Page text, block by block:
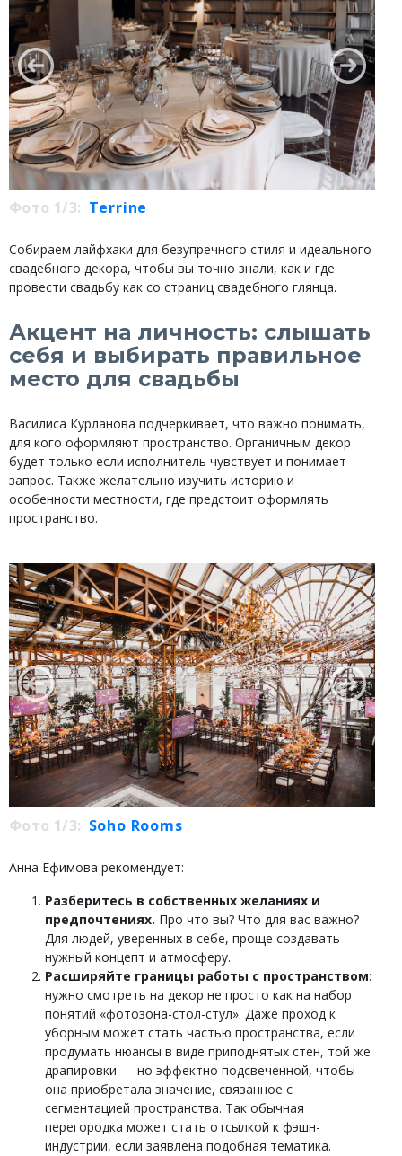
Фото 1/3: Terrine
Собираем лайфхаки для безупречного стиля и идеального
свадебного декора, чтобы вы точно знали, как и где
провести свадьбу как со страниц свадебного глянца.
Акцент на личность: слышать
себя и выбирать правильное
место для свадьбы
Василиса Курланова подчеркивает, что важно понимать,
для кого оформляют пространство. Органичным декор
будет только если исполнитель чувствует и понимает
запрос. Также желательно изучить историю и
особенности местности, где предстоит оформлять
пространство.
Фото 1/3: Soho Rooms
Анна Ефимова рекомендует:
Разберитесь в собственных желаниях и
предпочтениях. Про что вы? Что для вас важно?
Для людей, уверенных в себе, проще создавать
нужный концепт и атмосферу.
Расширяйте границы работы с пространством:
нужно смотреть на декор не просто как на набор
понятий «фотозона-стол-стул». Даже проход к
уборным может стать частью пространства, если
продумать нюансы в виде приподнятых стен, той же
драпировки — но эффектно подсвеченной, чтобы
она приобретала значение, связанное с
сегментацией пространства. Так обычная
перегородка может стать отсылкой к фэшн-
индустрии, если заявлена подобная тематика.